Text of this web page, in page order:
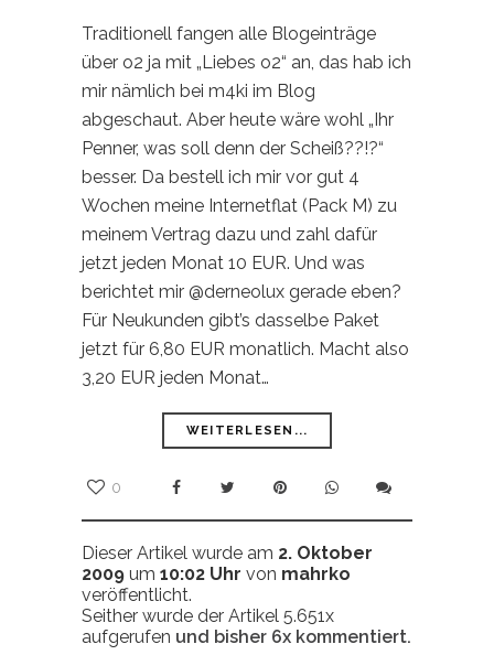
Traditionell fangen alle Blogeinträge
über o2 ja mit „Liebes o2“ an, das hab ich
mir nämlich bei m4ki im Blog
abgeschaut. Aber heute wäre wohl „Ihr
Penner, was soll denn der Scheiß??!?“
besser. Da bestell ich mir vor gut 4
Wochen meine Internetflat (Pack M) zu
meinem Vertrag dazu und zahl dafür
jetzt jeden Monat 10 EUR. Und was
berichtet mir @derneolux gerade eben?
Für Neukunden gibt’s dasselbe Paket
jetzt für 6,80 EUR monatlich. Macht also
3,20 EUR jeden Monat…
WEITERLESEN...
0
Dieser Artikel wurde am 2. Oktober
2009 um 10:02 Uhr von mahrko
veröffentlicht.
Seither wurde der Artikel 5.651x
aufgerufen und bisher 6x kommentiert.